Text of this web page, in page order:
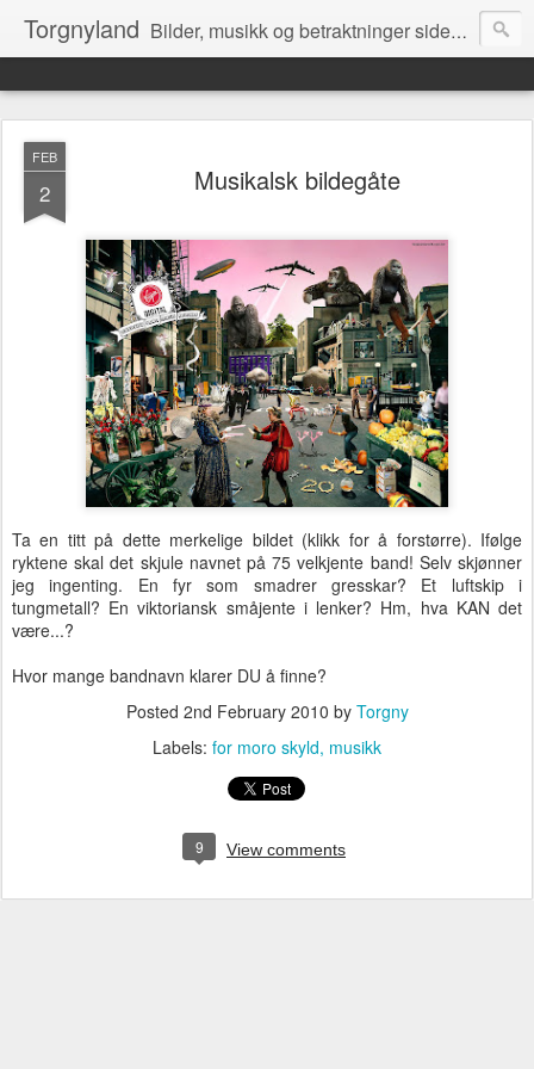
Torgnyland Bilder, musikk og betraktninger siden 2008
FEB
2 Musikalsk bildegåte
Ta en titt på dette merkelige bildet (klikk for å forstørre). Ifølge
ryktene skal det skjule navnet på 75 velkjente band! Selv skjønner
jeg ingenting. En fyr som smadrer gresskar? Et luftskip i
tungmetall? En viktoriansk småjente i lenker? Hm, hva KAN det
være...?
Hvor mange bandnavn klarer DU å finne?
Posted 2nd February 2010 by Torgny
Labels: for moro skyld musikk
9 View comments